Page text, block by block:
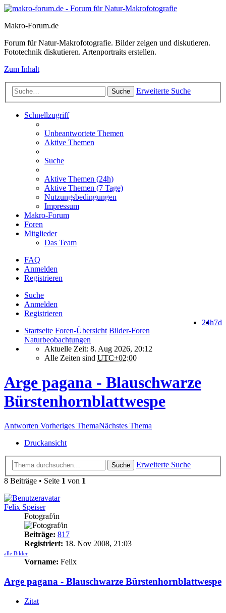
Makro-Forum.de
Forum für Natur-Makrofotografie. Bilder zeigen und diskutieren.
Fototechnik diskutieren. Artenportraits erstellen.
Zum Inhalt
Suche Erweiterte Suche
Schnellzugriff
Unbeantwortete Themen
Aktive Themen
Suche
Aktive Themen (24h)
Aktive Themen (7 Tage)
Nutzungsbedingungen
Impressum
Makro-Forum
Foren
Mitglieder
Das Team
FAQ
Anmelden
Registrieren
Suche
Anmelden
Registrieren
7d
24h
Startseite Foren-Übersicht Bilder-Foren
Naturbeobachtungen
Aktuelle Zeit: 8. Aug 2026, 20:12
Alle Zeiten sind UTC+02:00
Arge pagana - Blauschwarze
Bürstenhornblattwespe
Antworten Vorheriges ThemaNächstes Thema
Druckansicht
Suche
Erweiterte Suche
8 Beiträge • Seite 1 von 1
Felix Speiser
Fotograf/in
Beiträge: 817
Registriert: 18. Nov 2008, 21:03
alle Bilder
Vorname: Felix
Arge pagana - Blauschwarze Bürstenhornblattwespe
Zitat